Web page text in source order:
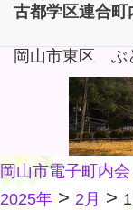
岡山市東区 ぶ
古都学区連合町
岡山市電子町内会
2025年 > 2月 >